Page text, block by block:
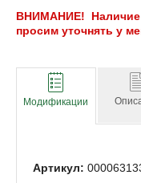
ВНИМАНИЕ! Наличие
просим уточнять у
Модификации